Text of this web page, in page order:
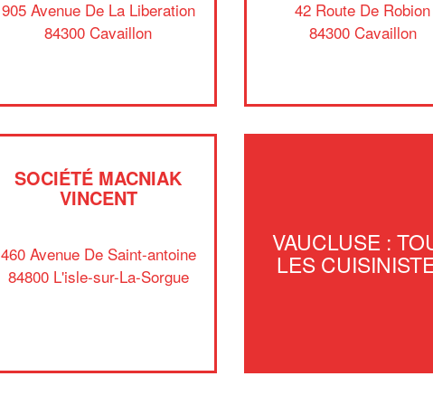
905 Avenue De La Liberation
84300 Cavaillon
42 Route De Robion
84300 Cavaillon
SOCIÉTÉ MACNIAK
VINCENT
460 Avenue De Saint-antoine
84800 L'isle-sur-La-Sorgue
VAUCLUSE :
LES